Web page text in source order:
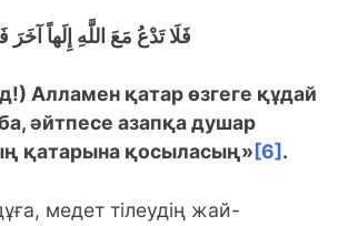
فَلَا تَدْعُ مَعَ اللَّهِ إِلَهاً
Алламен қатар өзгеге құдай
әйтпесе азапқа душар
қатарына қосыласың» [6] .